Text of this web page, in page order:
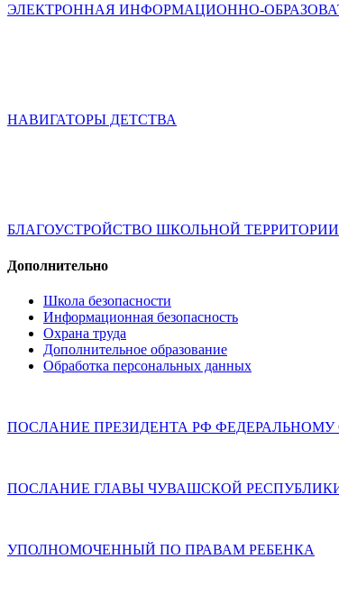
ЭЛЕКТРОННАЯ ИНФОРМАЦИОННО-
НАВИГАТОРЫ ДЕТСТВА
БЛАГОУСТРОЙСТВО ШКОЛЬНОЙ ТЕРРИТОРИИ
Дополнительно
Школа безопасности
Информационная безопасность
Охрана труда
Дополнительное образование
Обработка персональных данных
ПОСЛАНИЕ ПРЕЗИДЕНТА РФ
ПОСЛАНИЕ ГЛАВЫ ЧУВАШСКОЙ
УПОЛНОМОЧЕННЫЙ ПО ПРАВАМ РЕБЕНКА